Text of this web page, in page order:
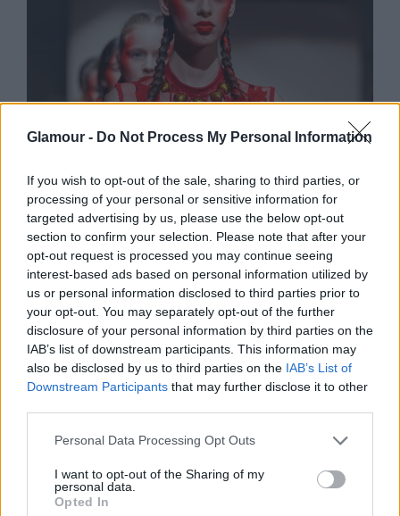
Glamour - Do Not Process My Personal Information
If you wish to opt-out of the sale, sharing to third parties, or
processing of your personal or sensitive information for
targeted advertising by us, please use the below opt-out
section to confirm your selection. Please note that after your
opt-out request is processed you may continue seeing
interest-based ads based on personal information utilized by
us or personal information disclosed to third parties prior to
your opt-out. You may separately opt-out of the further
disclosure of your personal information by third parties on the
IAB’s list of downstream participants. This information may
also be disclosed by us to third parties on the IAB’s List of
Downstream Participants that may further disclose it to other
Please note that this website/app uses one or more Google
not limited to your visit or usage behaviour. You may click to
grant or deny consent to Google and its third-party tags to
use your data for below specified purposes in below Google
Personal Data Processing Opt Outs
I want to opt-out of the Sharing of my
personal data.
Opted In
A Romani Design új kollekciója újra
megmutatta a roma kultúra értékeit